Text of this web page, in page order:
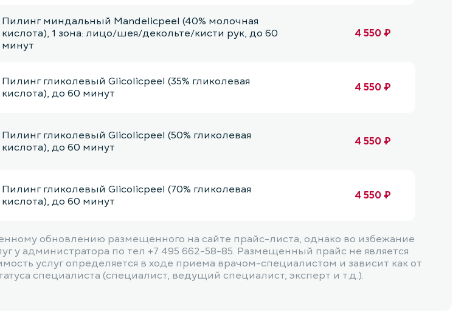
Пилинг миндальный Mandеlicpeel (40% молочная
кислота), 1 зона: лицо/шея/декольте/кисти рук, до 60
минут
4 550 ₽
Пилинг гликолевый Glicolicpeel (35% гликолевая
кислота), до 60 минут
4 550 ₽
Пилинг гликолевый Glicolicpeel (50% гликолевая
кислота), до 60 минут
4 550 ₽
Пилинг гликолевый Glicolicpeel (70% гликолевая
кислота), до 60 минут
4 550 ₽
Пилинг салициловый Salicylicpeel (25% салициловая
кислота), 1 зона: область лица/шея/декольте, до 60
минут
4 550 ₽
обновлению размещенного на сайте прайс-листа, однако во избежание
у администратора по тел +7 495 662-58-85. Размещенный прайс не является
услуг определяется в ходе приема врачом-специалистом и зависит как от
специалиста (специалист, ведущий специалист, эксперт и т.д.).